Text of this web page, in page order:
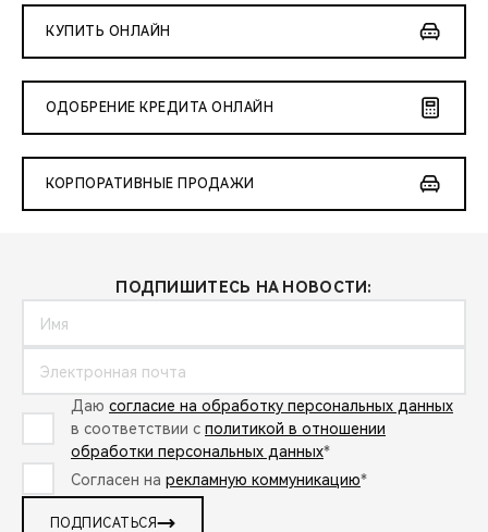
КУПИТЬ ОНЛАЙН
ОДОБРЕНИЕ КРЕДИТА ОНЛАЙН
КОРПОРАТИВНЫЕ ПРОДАЖИ
ПОДПИШИТЕСЬ НА НОВОСТИ:
Даю согласие на обработку персональных данных
в соответствии с политикой в отношении
обработки персональных данных*
Согласен на рекламную коммуникацию*
ПОДПИСАТЬСЯ